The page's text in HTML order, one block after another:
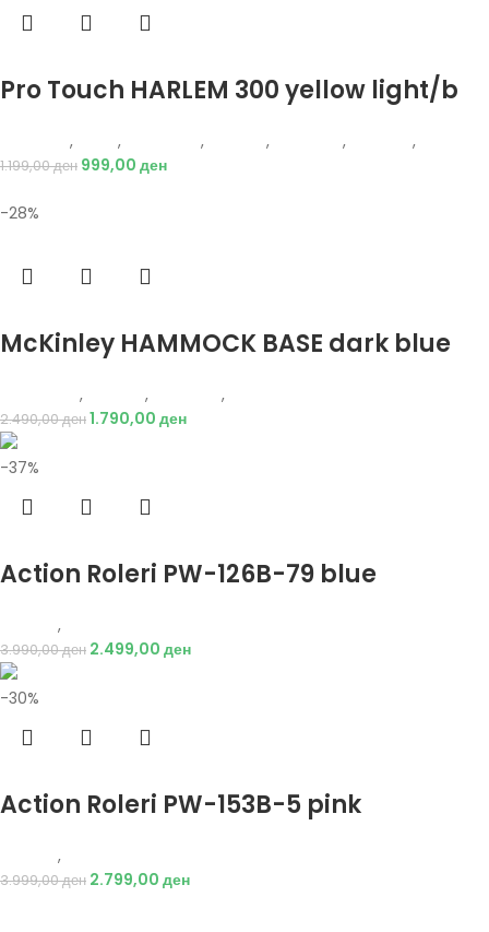
Pro Touch HARLEM 300 yellow light/b
, , , , , ,
1.199,00ден 999,00 ден
-28%
McKinley HAMMOCK BASE dark blue
, , ,
2.490,00ден1.790,00 ден
-37%
Action Roleri PW-126B-79 blue
,
3.990,00ден 2.499,00 ден
-30%
Action Roleri PW-153B-5 pink
,
3.999,00ден 2.799,00 ден